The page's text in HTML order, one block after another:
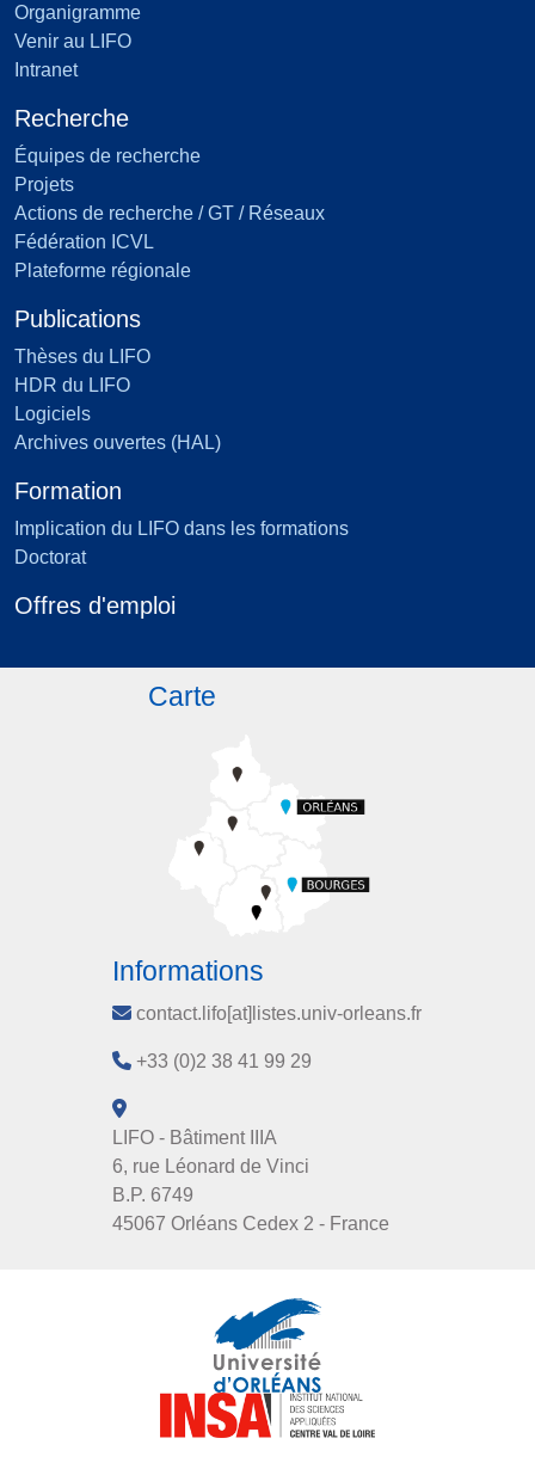
Organigramme
Venir au LIFO
Intranet
Recherche
Équipes de recherche
Projets
Actions de recherche / GT / Réseaux
Fédération ICVL
Plateforme régionale
Publications
Thèses du LIFO
HDR du LIFO
Logiciels
Archives ouvertes (HAL)
Formation
Implication du LIFO dans les formations
Doctorat
Offres d'emploi
Carte
Informations
contact.lifo[at]listes.univ-orleans.fr
+33 (0)2 38 41 99 29
LIFO - Bâtiment IIIA
6, rue Léonard de Vinci
B.P. 6749
45067 Orléans Cedex 2 - France